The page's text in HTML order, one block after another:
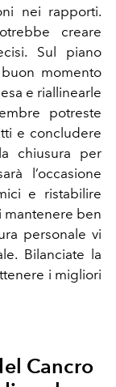
nei rapporti.
creare
Sul piano
momento
e riallinearle
potreste
e concludere
chiusura per
l’occasione
e ristabilire
mantenere ben
personale vi
Bilanciate la
i migliori
Cancro